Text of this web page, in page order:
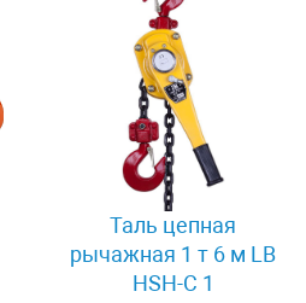
Таль цепная
рычажная 1 т 6 м LB
HSH-C 1